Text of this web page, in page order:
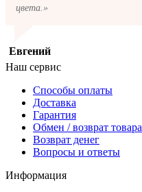
цвета.»
Евгений
Наш сервис
Способы оплаты
Доставка
Гарантия
Обмен / возврат товара
Возврат денег
Вопросы и ответы
Информация